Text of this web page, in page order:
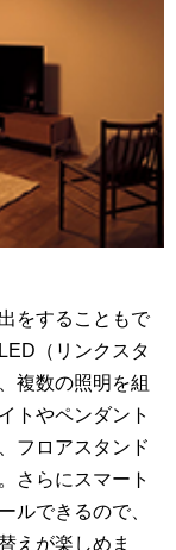
をすることもで
（リンクスタ
複数の照明を組
トやペンダント
フロアスタンド
さらにスマート
ルできるので、
えが楽しめま